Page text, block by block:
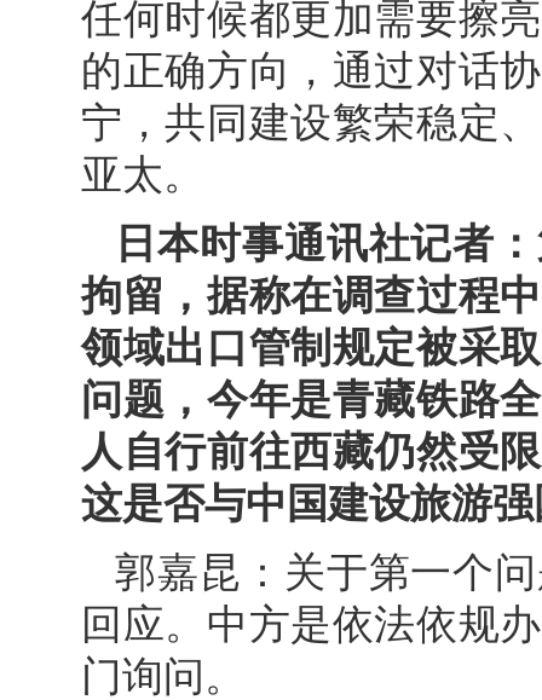
任何时候都更加需要擦
的正确方向，通过对话
宁，共同建设繁荣稳定
亚太。
日本时事通讯社记者
拘留，据称在调查过程
领域出口管制规定被采
问题，今年是青藏铁路
人自行前往西藏仍然受
这是否与中国建设旅游
郭嘉昆：关于第一个
回应。中方是依法依规
门询问。